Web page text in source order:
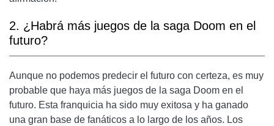
2. ¿Habrá más juegos de la saga Doom en el
futuro?
Aunque no podemos predecir el futuro con certeza, es muy
probable que haya más juegos de la saga Doom en el
futuro. Esta franquicia ha sido muy exitosa y ha ganado
una gran base de fanáticos a lo largo de los años. Los